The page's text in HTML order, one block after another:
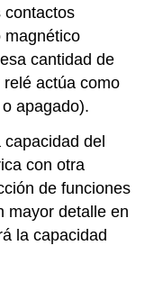
contactos
magnético
cantidad de
actúa como
apagado).
del
con otra
de funciones
mayor detalle en
la capacidad